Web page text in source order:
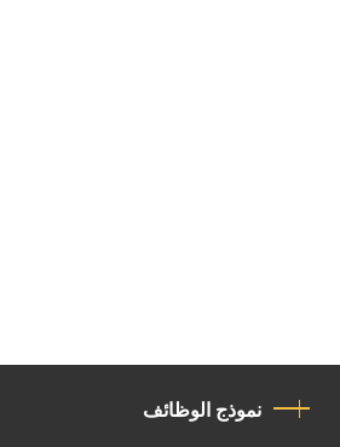
نموذج الوظائف